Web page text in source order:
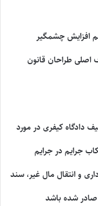
افزایش چشمگیر
طراحان قانون
دادگاه کیفری در مورد
جرایم در جرایم
و انتقال مال غیر، سند
شده باشد